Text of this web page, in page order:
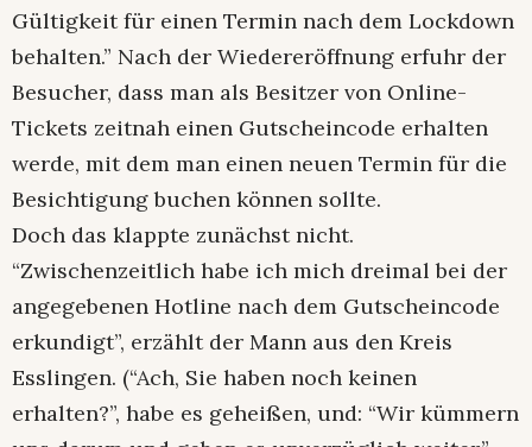
Gültigkeit für einen Termin nach dem Lockdown
behalten.” Nach der Wiedereröffnung erfuhr der
Besucher, dass man als Besitzer von Online-
Tickets zeitnah einen Gutscheincode erhalten
werde, mit dem man einen neuen Termin für die
Besichtigung buchen können sollte.
Doch das klappte zunächst nicht.
“Zwischenzeitlich habe ich mich dreimal bei der
angegebenen Hotline nach dem Gutscheincode
erkundigt”, erzählt der Mann aus den Kreis
Esslingen. (“Ach, Sie haben noch keinen
erhalten?”, habe es geheißen, und: “Wir kümmern